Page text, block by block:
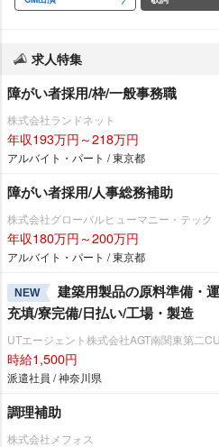
求人特集
障がい者採用/枠/一般事務職
株式会社ランドネット
年収193万円～218万円
アルバイト・パート / 東京都
障がい者採用/人事総務補助
株式会社グローバルヒューマニー・テック
年収180万円～200万円
アルバイト・パート / 東京都
NEW
建築用製品の原料準備・
充填/寮完備/日払い/工場・製造
UTエージェント株式会社AGT南関東第二CU
時給1,500円
派遣社員 / 神奈川県
調理補助
株式会社メフォス